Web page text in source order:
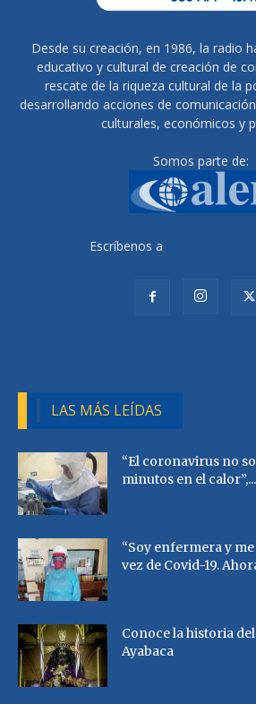
Desde su creación, en 1986, la radio
educativo y cultural de creación de
rescate de la riqueza cultural de la
desarrollando acciones de
culturales, económicos y
Somos parte de:
Escríbenos a
LAS MÁS LEÍDAS
“El coronavirus no
minutos en el calor”,...
“Soy enfermera y
vez de Covid-19.
Conoce la historia
Ayabaca